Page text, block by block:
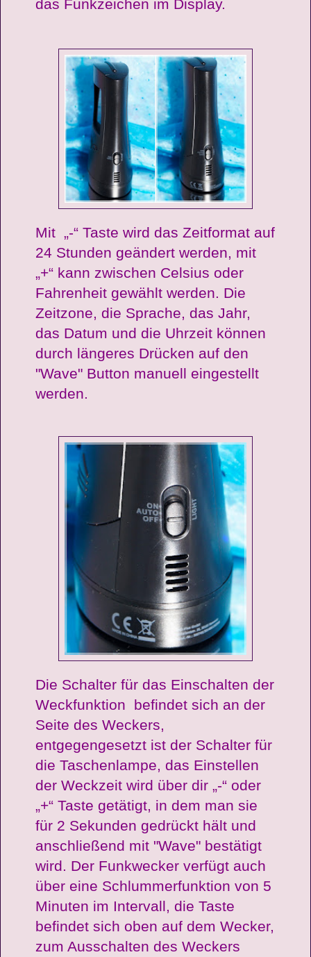
das Funkzeichen im Display.
Mit „-“ Taste wird das Zeitformat auf
24 Stunden geändert werden, mit
„+“ kann zwischen Celsius oder
Fahrenheit gewählt werden. Die
Zeitzone, die Sprache, das Jahr,
das Datum und die Uhrzeit können
durch längeres Drücken auf den
"Wave" Button manuell eingestellt
werden.
Die Schalter für das Einschalten der
Weckfunktion befindet sich an der
Seite des Weckers,
entgegengesetzt ist der Schalter für
die Taschenlampe, das Einstellen
der Weckzeit wird über dir „-“ oder
„+“ Taste getätigt, in dem man sie
für 2 Sekunden gedrückt hält und
anschließend mit "Wave" bestätigt
wird. Der Funkwecker verfügt auch
über eine Schlummerfunktion von 5
Minuten im Intervall, die Taste
befindet sich oben auf dem Wecker,
zum Ausschalten des Weckers